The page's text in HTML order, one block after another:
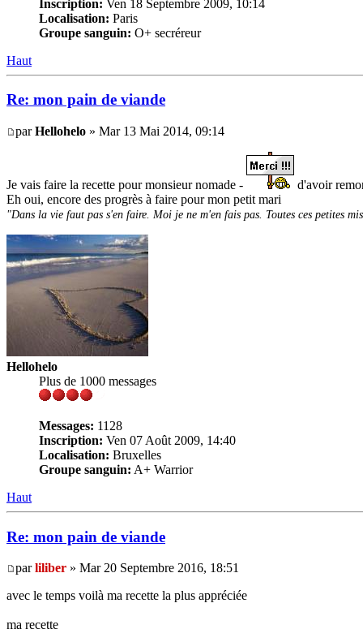
Inscription: Ven 18 Septembre 2009, 10:14
Localisation: Paris
Groupe sanguin: O+ secréreur
Haut
Re: mon pain de viande
parHellohelo » Mar 13 Mai 2014, 09:14
Je vais faire la recette pour monsieur nomade -
d'avoir
Eh oui, encore des progrès à faire pour mon petit mari
"Dans la vie faut pas s'en faire. Moi je ne m'en fais pas. Toutes ces petites
Hellohelo
Plus de 1000 messages
Messages: 1128
Inscription: Ven 07 Août 2009, 14:40
Localisation: Bruxelles
Groupe sanguin: A+ Warrior
Haut
Re: mon pain de viande
parliliber » Mar 20 Septembre 2016, 18:51
avec le temps voilà ma recette la plus appréciée
ma recette